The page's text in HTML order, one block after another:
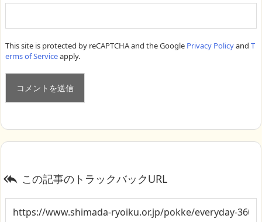
This site is protected by reCAPTCHA and the Google Privacy Policyand T
erms of Serviceapply.
 この記事のトラックバックURL